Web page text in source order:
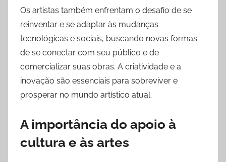
Os artistas também enfrentam o desafio de se
reinventar e se adaptar às mudanças
tecnológicas e sociais, buscando novas formas
de se conectar com seu público e de
comercializar suas obras. A criatividade e a
inovação são essenciais para sobreviver e
prosperar no mundo artístico atual.
A importância do apoio à
cultura e às artes